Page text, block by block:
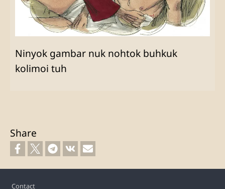
Ninyok gambar nuk nohtok buhkuk
kolimoi tuh
Share
Contact